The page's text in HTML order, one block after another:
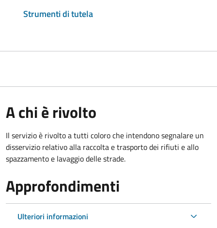
Strumenti di tutela
A chi è rivolto
Il servizio è rivolto a tutti coloro che intendono segnalare un
disservizio relativo alla raccolta e trasporto dei rifiuti e allo
spazzamento e lavaggio delle strade.
Approfondimenti
Ulteriori informazioni